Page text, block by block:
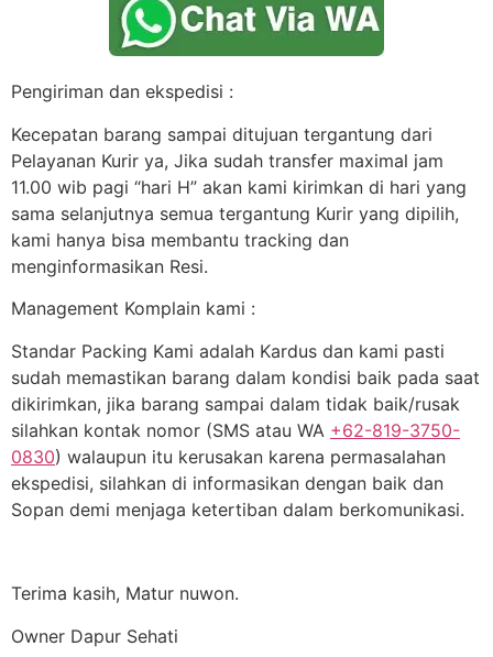
Pengiriman dan ekspedisi :
Kecepatan barang sampai ditujuan tergantung dari
Pelayanan Kurir ya, Jika sudah transfer maximal jam
11.00 wib pagi “hari H” akan kami kirimkan di hari yang
sama selanjutnya semua tergantung Kurir yang dipilih,
kami hanya bisa membantu tracking dan
menginformasikan Resi.
Management Komplain kami :
Standar Packing Kami adalah Kardus dan kami pasti
sudah memastikan barang dalam kondisi baik pada saat
dikirimkan, jika barang sampai dalam tidak baik/rusak
silahkan kontak nomor (SMS atau WA +62-819-3750-
0830) walaupun itu kerusakan karena permasalahan
ekspedisi, silahkan di informasikan dengan baik dan
Sopan demi menjaga ketertiban dalam berkomunikasi.
Terima kasih, Matur nuwon.
Owner Dapur Sehati